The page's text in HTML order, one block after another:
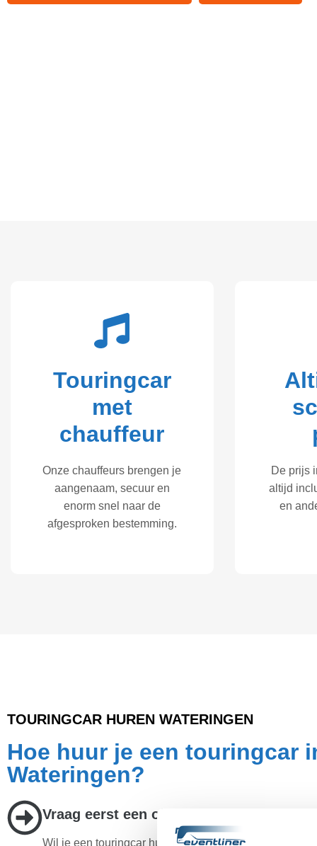
Touringcar
met
chauffeur
Onze chauffeurs brengen je
aangenaam, secuur en
enorm snel naar de
afgesproken bestemming.
De prijs
altijd
en
TOURINGCAR HUREN WATERINGEN
Hoe huur je een touringcar
Wateringen?
Vraag eerst een offerte aan
Wil je een touringcar huren? Dan is de eerste stap een